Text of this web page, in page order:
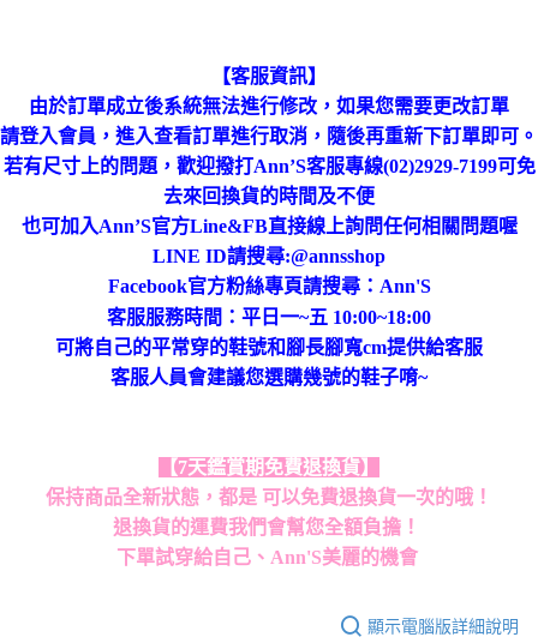
【客服資訊】
由於訂單成立後系統無法進行修改，如果您需要更改訂單
請登入會員，進入查看訂單進行取消，隨後再重新下訂單即可。
若有尺寸上的問題，歡迎撥打Ann’S客服專線(02)2929-7199可免
去來回換貨的時間及不便
也可加入Ann’S官方Line&FB直接線上詢問任何相關問題喔
LINE ID請搜尋:@annsshop
Facebook官方粉絲專頁請搜尋：Ann'S
客服服務時間：平日一~五 10:00~18:00
可將自己的平常穿的鞋號和腳長腳寬cm提供給客服
客服人員會建議您選購幾號的鞋子唷~
【7天鑑賞期免費退換貨】
保持商品全新狀態，都是 可以免費退換貨一次的哦！
退換貨的運費我們會幫您全額負擔！
下單試穿給自己、Ann'S美麗的機會
顯示電腦版詳細說明